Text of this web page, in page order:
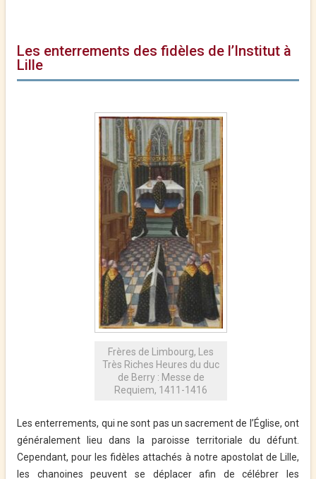
Les enterrements des fidèles de l’Institut à
Lille
Frères de Limbourg, Les
Très Riches Heures du duc
de Berry : Messe de
Requiem, 1411-1416
Les enterrements, qui ne sont pas un sacrement de l’Église, ont
généralement lieu dans la paroisse territoriale du défunt.
Cependant, pour les fidèles attachés à notre apostolat de Lille,
les chanoines peuvent se déplacer afin de célébrer les